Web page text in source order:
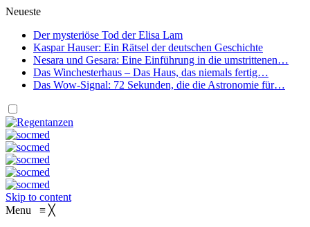
Neueste
Der mysteriöse Tod der Elisa Lam
Kaspar Hauser: Ein Rätsel der deutschen Geschichte
Nesara und Gesara: Eine Einführung in die umstrittenen…
Das Winchesterhaus – Das Haus, das niemals fertig…
Das Wow-Signal: 72 Sekunden, die die Astronomie für…
Skip to content
Menu ≡ ╳